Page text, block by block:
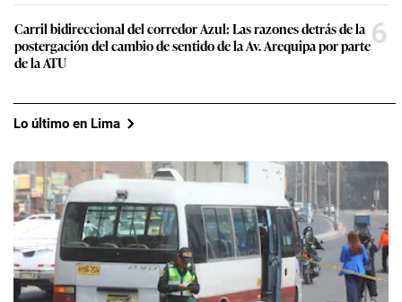
Carril bidireccional del corredor Azul: Las razones detrás de la
postergación del cambio de sentido de la Av. Arequipa por parte
de la ATU
6
Lo último en Lima